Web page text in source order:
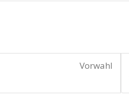
Vorwahl